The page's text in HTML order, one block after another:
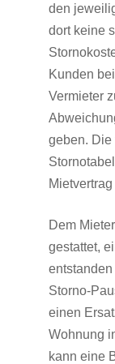
den
dort keine
Kunden
Vermieter
geben.
Dem
gestattet,
Storno-
einen
Wohnung
kann eine